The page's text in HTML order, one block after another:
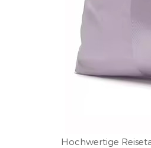
Hochwertige